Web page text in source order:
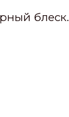
блеск.